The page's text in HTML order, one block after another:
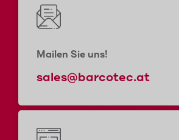
Mailen Sie uns!
sales@barcotec.at